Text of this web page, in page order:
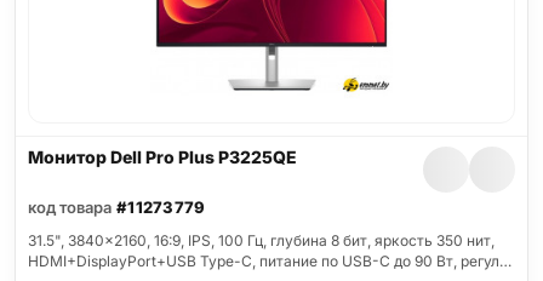
Монитор Dell Pro Plus P3225QE
код товара #11273779
31.5", 3840x2160, 16:9, IPS, 100 Гц, глубина 8 бит, яркость 350 нит,
HDMI+DisplayPort+USB Type-C, питание по USB-C до 90 Вт, регул…